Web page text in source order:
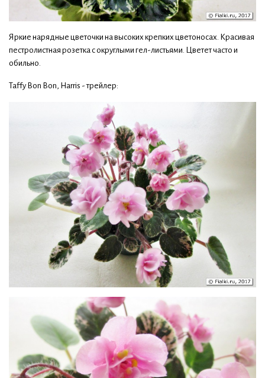
Яркие нарядные цветочки на высоких крепких цветоносах. Красивая
пестролистная розетка с округлыми гел-листьями. Цветет часто и
обильно.
Taffy Bon Bon, Harris - трейлер: